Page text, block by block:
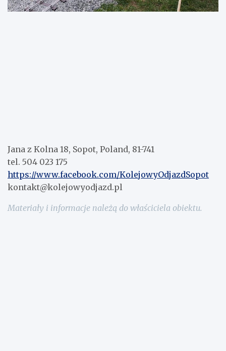
Jana z Kolna 18, Sopot, Poland, 81-741
tel. 504 023 175
https://www.facebook.com/KolejowyOdjazdSopot
kontakt@kolejowyodjazd.pl
Materiały i informacje należą do właściciela obiektu.